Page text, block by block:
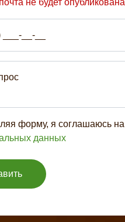
форму, я соглашаюсь на
данных